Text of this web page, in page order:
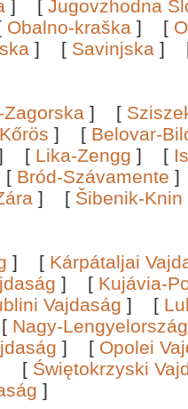
] [ Jugovzhodna
Obalno-kraška ] [
] [ Savinjska ]
] [
] [ Belovar-
[ Lika-Zengg ] [
[ Bród-Szávamente
] [ Šibenik-Knin
] [ Kárpátaljai
] [ Kujávia-
Vajdaság ] [
[ Nagy-
] [ Opolei
[ Świętokrzyski
]